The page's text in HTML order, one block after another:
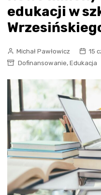
edukacji w
Michał Pawłowicz
15
Dofinansowanie, Edukacja